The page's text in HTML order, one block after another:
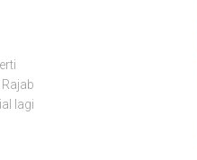
lagi